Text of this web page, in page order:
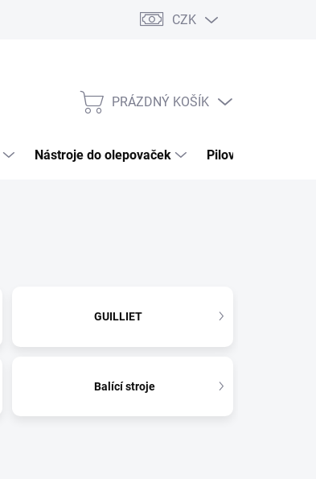
CZK
NÁKUPNÍ
PRÁZDNÝ KOŠÍK
Nástroje do olepovaček Pilové kotouče
GUILLIET
Balící stroje